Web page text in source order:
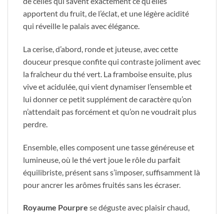
apportent du fruit, de l’éclat, et une légère acidité
qui réveille le palais avec élégance.
La cerise, d’abord, ronde et juteuse, avec cette
douceur presque confite qui contraste joliment avec
la fraîcheur du thé vert. La framboise ensuite, plus
vive et acidulée, qui vient dynamiser l’ensemble et
lui donner ce petit supplément de caractère qu’on
n’attendait pas forcément et qu’on ne voudrait plus
perdre.
Ensemble, elles composent une tasse généreuse et
lumineuse, où le thé vert joue le rôle du parfait
équilibriste, présent sans s’imposer, suffisamment là
pour ancrer les arômes fruités sans les écraser.
Royaume Pourpre se déguste avec plaisir chaud,